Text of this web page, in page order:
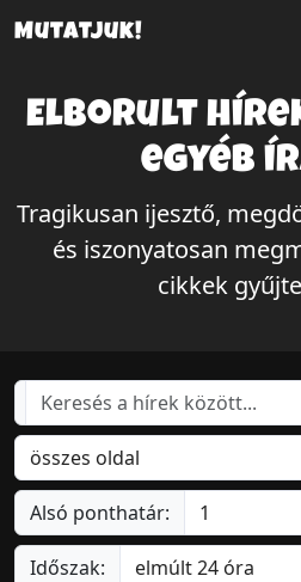
Mutatjuk!
Elborult
egyéb
Tragikusan ijesztő,
és iszonyatosan
cikkek
Alsó ponthatár:
Időszak: